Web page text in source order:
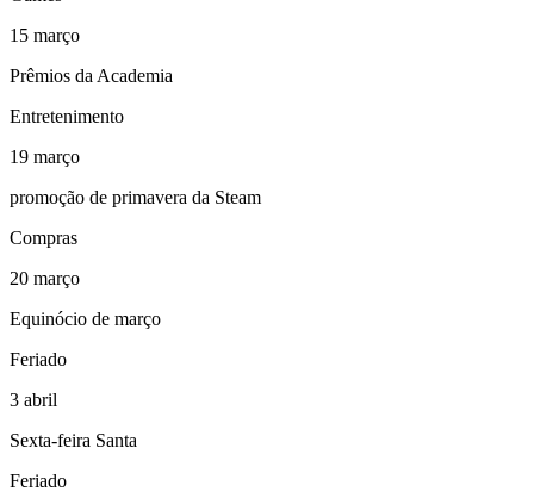
15 março
Prêmios da Academia
Entretenimento
19 março
promoção de primavera da Steam
Compras
20 março
Equinócio de março
Feriado
3 abril
Sexta-feira Santa
Feriado